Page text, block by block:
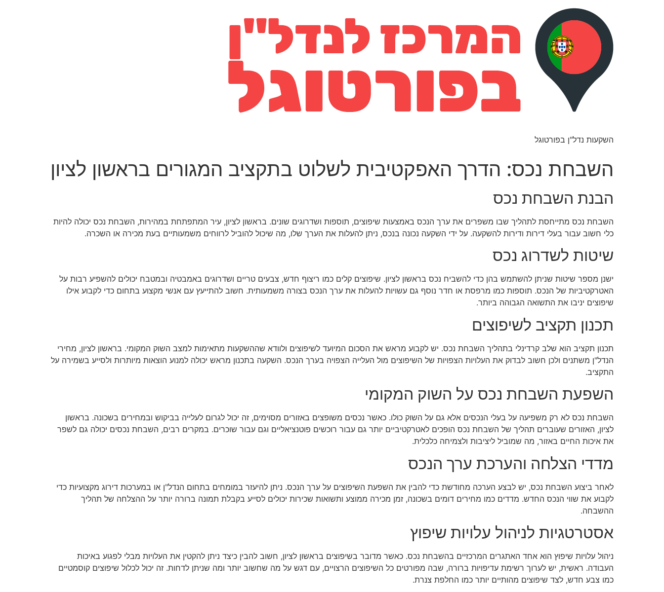
השקעות נדל"ן בפורטוגל
השבחת נכס: הדרך האפקטיבית לשלוט בתקציב המגורים בראשון לציון
הבנת השבחת נכס
השבחת נכס מתייחסת לתהליך שבו משפרים את ערך הנכס באמצעות שיפוצים, תוספות ושדרוגים שונים. בראשון לציון, עיר המתפתחת במהירות, השבחת נכס יכולה להיות
כלי חשוב עבור בעלי דירות ודירות להשקעה. על ידי השקעה נכונה בנכס, ניתן להעלות את הערך שלו, מה שיכול להוביל לרווחים משמעותיים בעת מכירה או השכרה.
שיטות לשדרוג נכס
ישנן מספר שיטות שניתן להשתמש בהן כדי להשביח נכס בראשון לציון. שיפוצים קלים כמו ריצוף חדש, צבעים טריים ושדרוגים באמבטיה ובמטבח יכולים להשפיע רבות על
האטרקטיביות של הנכס. תוספות כמו מרפסת או חדר נוסף גם עשויות להעלות את ערך הנכס בצורה משמעותית. חשוב להתייעץ עם אנשי מקצוע בתחום כדי לקבוע אילו
שיפוצים יניבו את התשואה הגבוהה ביותר.
תכנון תקציב לשיפוצים
תכנון תקציב הוא שלב קרדינלי בתהליך השבחת נכס. יש לקבוע מראש את הסכום המיועד לשיפוצים ולוודא שההשקעות מתאימות למצב השוק המקומי. בראשון לציון, מחירי
הנדל"ן משתנים ולכן חשוב לבדוק את העלויות הצפויות של השיפוצים מול העלייה הצפויה בערך הנכס. השקעה בתכנון מראש יכולה למנוע הוצאות מיותרות ולסייע בשמירה על
התקציב.
השפעת השבחת נכס על השוק המקומי
השבחת נכס לא רק משפיעה על בעלי הנכסים אלא גם על השוק כולו. כאשר נכסים משופצים באזורים מסוימים, זה יכול לגרום לעלייה בביקוש ובמחירים בשכונה. בראשון
לציון, האזורים שעוברים תהליך של השבחת נכס הופכים לאטרקטיביים יותר גם עבור רוכשים פוטנציאליים וגם עבור שוכרים. במקרים רבים, השבחת נכסים יכולה גם לשפר
את איכות החיים באזור, מה שמוביל ליציבות ולצמיחה כלכלית.
מדדי הצלחה והערכת ערך הנכס
לאחר ביצוע השבחת נכס, יש לבצע הערכה מחודשת כדי להבין את השפעת השיפוצים על ערך הנכס. ניתן להיעזר במומחים בתחום הנדל"ן או במערכות דירוג מקצועיות כדי
לקבוע את שווי הנכס החדש. מדדים כמו מחירים דומים בשכונה, זמן מכירה ממוצע ותשואות שכירות יכולים לסייע בקבלת תמונה ברורה יותר על ההצלחה של תהליך
ההשבחה.
אסטרטגיות לניהול עלויות שיפוץ
ניהול עלויות שיפוץ הוא אחד האתגרים המרכזיים בהשבחת נכס. כאשר מדובר בשיפוצים בראשון לציון, חשוב להבין כיצד ניתן להקטין את העלויות מבלי לפגוע באיכות
העבודה. ראשית, יש לערוך רשימת עדיפויות ברורה, שבה מפורטים כל השיפוצים הרצויים, עם דגש על מה שחשוב יותר ומה שניתן לדחות. זה יכול לכלול שיפוצים קוסמטיים
כמו צבע חדש, לצד שיפוצים מהותיים יותר כמו החלפת צנרת.